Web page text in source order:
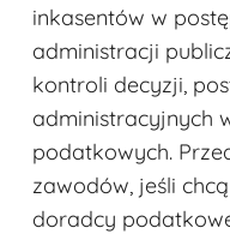
inkasentów w
administracji
kontroli decyzji,
administracyjnych
podatkowych.
zawodów, jeśli
doradcy